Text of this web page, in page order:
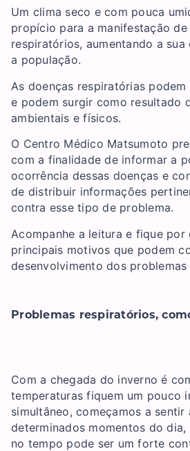
Um clima seco e com pouca
propício para a manifestação
respiratórios, aumentando a
a população.
As doenças respiratórias
e podem surgir como resultado
ambientais e físicos.
O Centro Médico Matsumoto
com a finalidade de informar a
ocorrência dessas doenças e
de distribuir informações
contra esse tipo de problema.
Acompanhe a leitura e fique por
principais motivos que podem
desenvolvimento dos
Problemas respiratórios,
Com a chegada do inverno é
temperaturas fiquem um pouco
simultâneo, começamos a sentir
determinados momentos do
no tempo pode ser um forte